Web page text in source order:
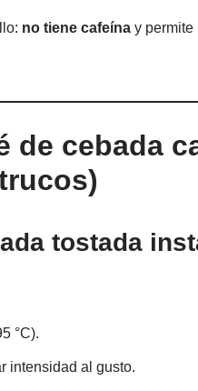
no tiene cafeína y permite
de cebada
tostada
°C).
intensidad al gusto.